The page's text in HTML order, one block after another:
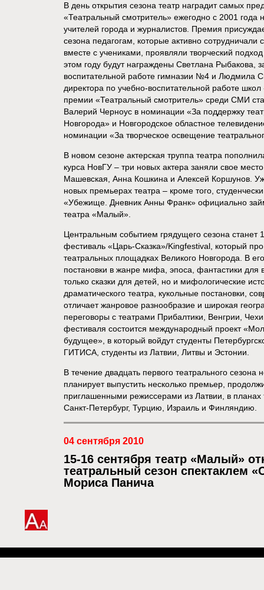
В день открытия сезона театр наградит самых
«Театральный смотритель» ежегодно с 2001 года
учителей города и журналистов. Премия
сезона педагогам, которые активно сотрудничали
вместе с учениками, проявляли творческий
этом году будут награждены Светлана Рыбакова,
воспитательной работе гимназии №4 и Людмила
директора по учебно-воспитательной работе
премии «Театральный смотритель» среди СМИ
Валерий Черноус в номинации «За поддержку
Новгорода» и Новгородское областное
номинации «За творческое освещение
В новом сезоне актерская труппа театра
курса НовГУ – три новых актера заняли свое
Машевская, Анна Кошкина и Алексей Коршунов.
новых премьерах театра – кроме того,
«Убежище. Дневник Анны Франк» официально
театра «Малый».
Центральным событием грядущего сезона
фестиваль «Царь-Сказка»/Kingfestival, который
театральных площадках Великого Новгорода. В
постановки в жанре мифа, эпоса, фантастики для
только сказки для детей, но и мифологические
драматического театра, кукольные постановки,
отличает жанровое разнообразие и широкая
переговоры с театрами Прибалтики, Венгрии,
фестиваля состоится международный проект
будущее», в который войдут студенты
ГИТИСА, студенты из Латвии, Литвы и Эстонии.
В течение двадцать первого театрального сезона
планирует выпустить несколько премьер,
приглашенными режиссерами из Латвии, в планах
Санкт-Петербург, Турцию, Израиль и Финляндию.
04 сентября 2010
15-16 сентября театр «Малый»
театральный сезон спектаклем
Мориса Панича